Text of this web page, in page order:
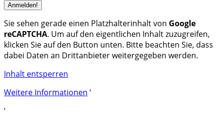
Sie sehen gerade einen Platzhalterinhalt von Google
reCAPTCHA. Um auf den eigentlichen Inhalt zuzugreifen,
klicken Sie auf den Button unten. Bitte beachten Sie, dass
dabei Daten an Drittanbieter weitergegeben werden.
Inhalt entsperren
Weitere Informationen ‘
‘